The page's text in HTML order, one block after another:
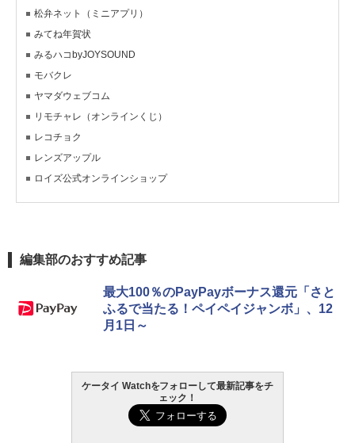
松弁ネット（ミニアプリ）
みてね年賀状
みるハコbyJOYSOUND
モバクレ
ヤマダウェブコム
リモチャレ（オンラインくじ）
レコチョク
レンズアップル
ロイズ公式オンラインショップ
編集部のおすすめ記事
最大100％のPayPayボーナス還元「さと
ふるで当たる！ペイペイジャンボ」、12
月1日～
ケータイ Watchをフォローして最新記事をチ
ェック！